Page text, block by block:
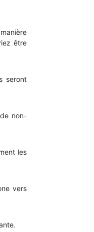
être
seront
non-
les
vers